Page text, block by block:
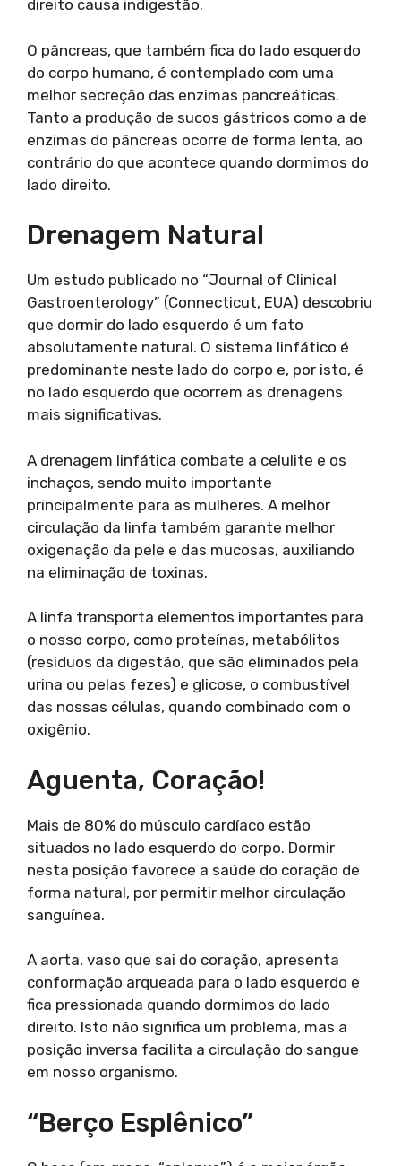
direito causa indigestão.
O pâncreas, que também fica do lado esquerdo
do corpo humano, é contemplado com uma
melhor secreção das enzimas pancreáticas.
Tanto a produção de sucos gástricos como a de
enzimas do pâncreas ocorre de forma lenta, ao
contrário do que acontece quando dormimos do
lado direito.
Drenagem Natural
Um estudo publicado no “Journal of Clinical
Gastroenterology” (Connecticut, EUA) descobriu
que dormir do lado esquerdo é um fato
absolutamente natural. O sistema linfático é
predominante neste lado do corpo e, por isto, é
no lado esquerdo que ocorrem as drenagens
mais significativas.
A drenagem linfática combate a celulite e os
inchaços, sendo muito importante
principalmente para as mulheres. A melhor
circulação da linfa também garante melhor
oxigenação da pele e das mucosas, auxiliando
na eliminação de toxinas.
A linfa transporta elementos importantes para
o nosso corpo, como proteínas, metabólitos
(resíduos da digestão, que são eliminados pela
urina ou pelas fezes) e glicose, o combustível
das nossas células, quando combinado com o
oxigênio.
Aguenta, Coração!
Mais de 80% do músculo cardíaco estão
situados no lado esquerdo do corpo. Dormir
nesta posição favorece a saúde do coração de
forma natural, por permitir melhor circulação
sanguínea.
A aorta, vaso que sai do coração, apresenta
conformação arqueada para o lado esquerdo e
fica pressionada quando dormimos do lado
direito. Isto não significa um problema, mas a
posição inversa facilita a circulação do sangue
em nosso organismo.
“Berço Esplênico”